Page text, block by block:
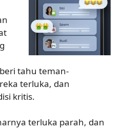
tahu teman-
terluka, dan
kritis.
terluka parah, dan